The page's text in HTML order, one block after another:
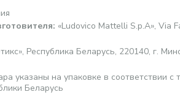
: «Ludovico Mattelli S.p.A», Via
Республика Беларусь, 220140, г.
указаны на упаковке в соответствии с
Беларусь